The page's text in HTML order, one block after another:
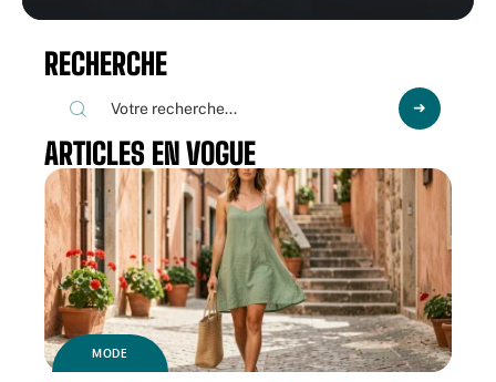
RECHERCHE
ARTICLES EN VOGUE
MODE